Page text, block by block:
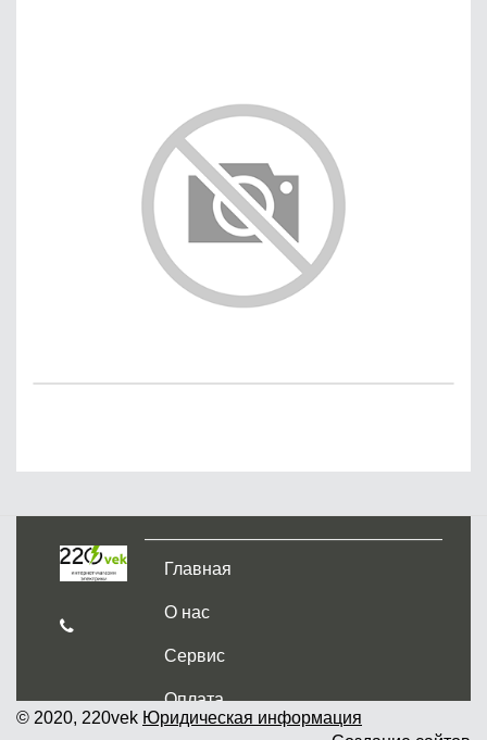
Главная
О нас
Сервис
Оплата
© 2020, 220vek Юридическая информация